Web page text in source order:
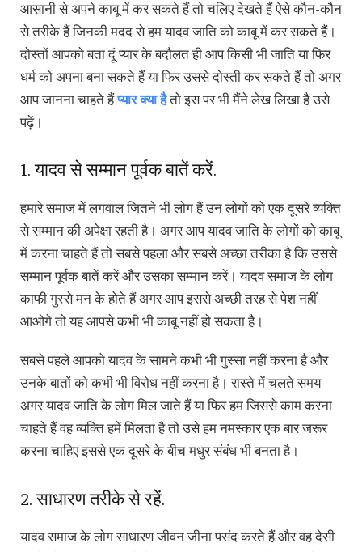
आसानी से अपने काबू में कर सकते हैं तो चलिए देखते हैं ऐसे कौन-कौन
से तरीके हैं जिनकी मदद से हम यादव जाति को काबू में कर सकते हैं।
दोस्तों आपको बता दूं प्यार के बदौलत ही आप किसी भी जाति या फिर
धर्म को अपना बना सकते हैं या फिर उससे दोस्ती कर सकते हैं तो अगर
आप जानना चाहते हैंप्यार क्या हैतो इस पर भी मैंने लेख लिखा है उसे
पढ़ें।
1. यादव से सम्मान पूर्वक बातें करें.
हमारे समाज में लगवाल जितने भी लोग हैं उन लोगों को एक दूसरे व्यक्ति
से सम्मान की अपेक्षा रहती है। अगर आप यादव जाति के लोगों को काबू
में करना चाहते हैं तो सबसे पहला और सबसे अच्छा तरीका है कि उससे
सम्मान पूर्वक बातें करें और उसका सम्मान करें। यादव समाज के लोग
काफी गुस्से मन के होते हैं अगर आप इससे अच्छी तरह से पेश नहीं
आओगे तो यह आपसे कभी भी काबू नहीं हो सकता है।
सबसे पहले आपको यादव के सामने कभी भी गुस्सा नहीं करना है और
उनके बातों को कभी भी विरोध नहीं करना है। रास्ते में चलते समय
अगर यादव जाति के लोग मिल जाते हैं या फिर हम जिससे काम करना
चाहते हैं वह व्यक्ति हमें मिलता है तो उसे हम नमस्कार एक बार जरूर
करना चाहिए इससे एक दूसरे के बीच मधुर संबंध भी बनता है।
2. साधारण तरीके से रहें.
यादव समाज के लोग साधारण जीवन जीना पसंद करते हैं और वह देसी